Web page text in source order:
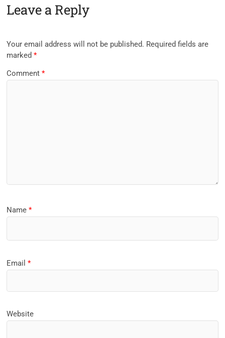
Leave a Reply
Your email address will not be published. Required fields are
marked*
Comment*
Name*
Email*
Website